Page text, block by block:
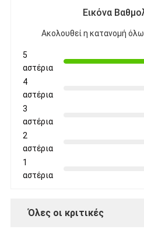
Εικόνα
Ακολουθεί η κατανομή
5
αστέρια
4
αστέρια
3
αστέρια
2
αστέρια
1
αστέρια
Όλες οι κριτικές